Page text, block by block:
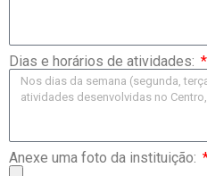
Dias e horários de atividades:
Anexe uma foto da instituição: